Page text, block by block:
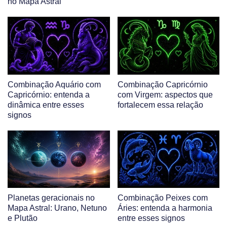
Combinação Aquário com
Capricórnio: entenda a
dinâmica entre esses
signos
Combinação Capricórnio
com Virgem: aspectos que
fortalecem essa relação
Planetas geracionais no
Mapa Astral: Urano, Netuno
e Plutão
Combinação Peixes com
Áries: entenda a harmonia
entre esses signos